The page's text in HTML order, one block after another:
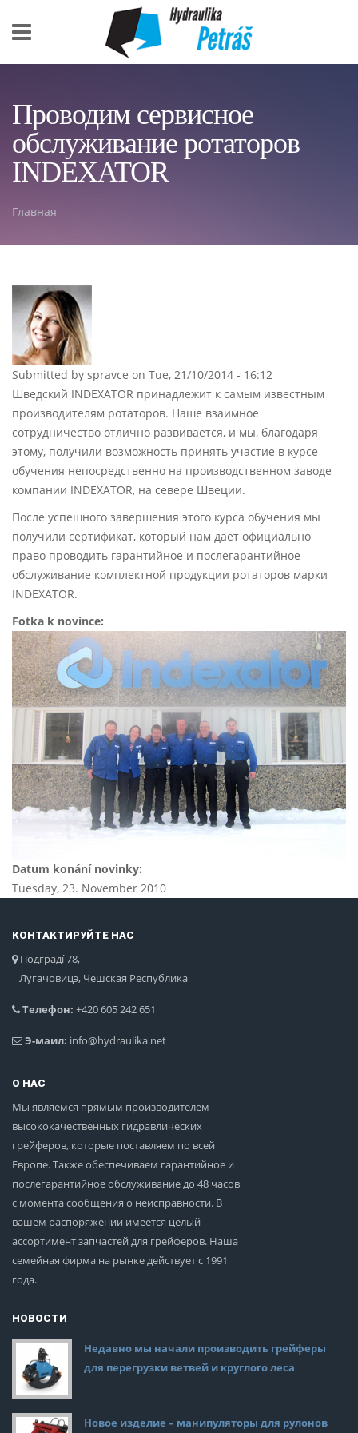
Проводим сервисное
обслуживание ротаторов
INDEXATOR
Главная
Submitted by spravce on Tue, 21/10/2014 - 16:12
Шведский INDEXATOR принадлежит к самым известным
производителям ротаторов. Наше взаимное
сотрудничество отлично развивается, и мы, благодаря
этому, получили возможность принять участие в курсе
обучения непосредственно на производственном заводе
компании INDEXATOR, на севере Швеции.
После успешного завершения этого курса обучения мы
получили сертификат, который нам даёт официально
право проводить гарантийное и послегарантийное
обслуживание комплектной продукции ротаторов марки
INDEXATOR.
Fotka k novince:
Datum konání novinky:
Tuesday, 23. November 2010
КОНТАКТИРУЙТЕ НАС
Подградí 78,
Лугачовицэ, Чешская Республика
Телефон: +420 605 242 651
Э-маил: info@hydraulika.net
О НАС
Мы являемся прямым производителем
высококачественных гидравлических
грейферов, которые поставляем по всей
Европе. Также обеспечиваем гарантийное и
послегарантийное обслуживание до 48 часов
с момента сообщения о неисправности. В
вашем распоряжении имеется целый
ассортимент запчастей для грейферов. Наша
семейная фирма на рынке действует с 1991
года.
НОВОСТИ
Недавно мы начали производить грейферы
для перегрузки ветвей и круглого леса
Новое изделие – манипуляторы для рулонов